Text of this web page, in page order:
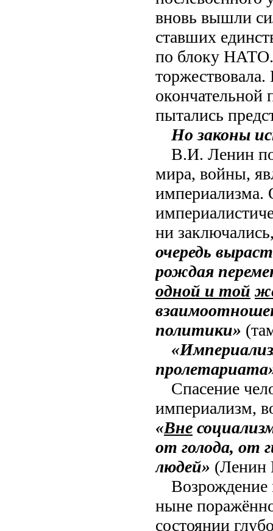
вновь вышли
ставших
по блоку НАТО.
пытались
Но законы
В.И. Ленин
мира, войны,
империализма.
ни
очередь
рождая
одной и той
политики»
Спасение
империализм,
«Вне
от голода, от
людей» (Ленин
Возрождение
ныне
состоянии